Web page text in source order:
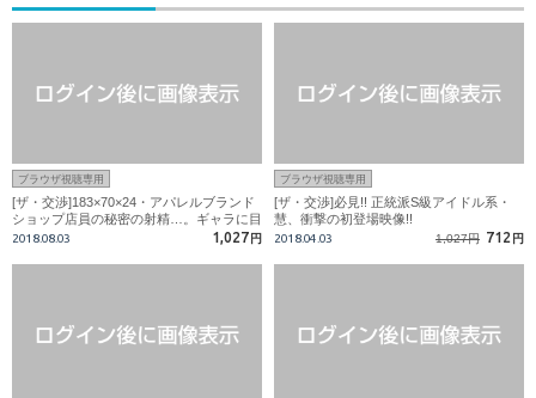
ブラウザ視聴専用
[ザ・交渉]183×70×24・アパレルブランド
ショップ店員の秘密の射精…。ギャラに目
が眩んだ大人の男の悲劇!!
2018.08.03 1,027 円
ブラウザ視聴専用
[ザ・交渉]必見!! 正統派S級アイドル系・
慧、衝撃の初登場映像!!
2018.04.03 1,027円 712 円